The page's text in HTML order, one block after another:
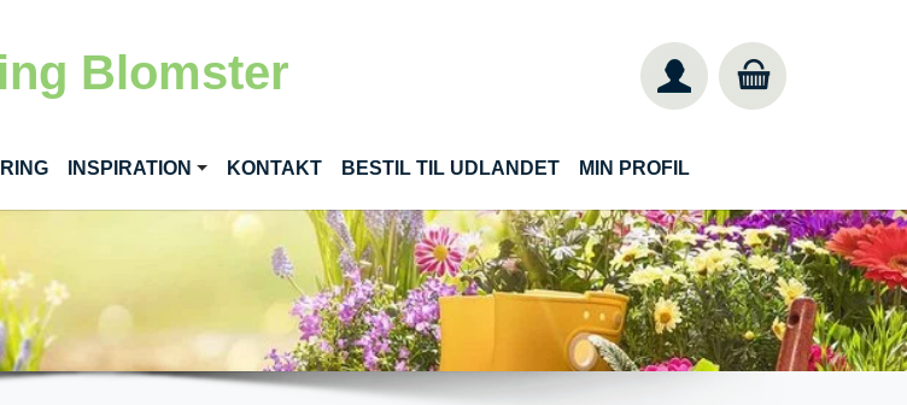
Blomster
INSPIRATION KONTAKT BESTIL TIL UDLANDET MIN PROFIL